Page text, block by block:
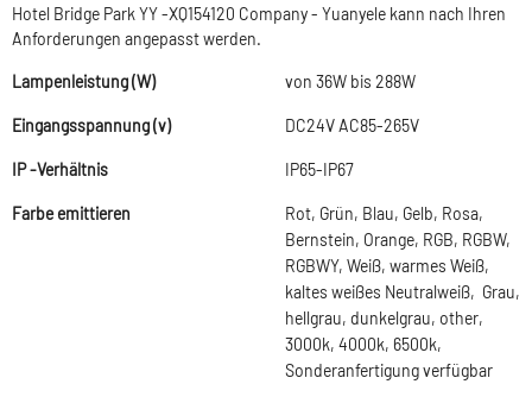
Hotel Bridge Park YY -XQ154120 Company - Yuanyele kann nach Ihren
Anforderungen angepasst werden.
Lampenleistung (W) von 36W bis 288W
Eingangsspannung (v) DC24V AC85-265V
IP -Verhältnis IP65-IP67
Farbe emittieren
Rot, Grün, Blau, Gelb, Rosa,
Bernstein, Orange, RGB, RGBW,
RGBWY, Weiß, warmes Weiß,
kaltes weißes Neutralweiß, Grau,
hellgrau, dunkelgrau, other,
3000k, 4000k, 6500k,
Sonderanfertigung verfügbar